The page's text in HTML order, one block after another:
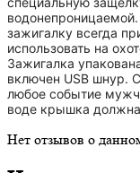
зажигалку всегда
использовать на
Зажигалка
включен USB шнур.
любое событие
воде крышка
Нет отзывов о